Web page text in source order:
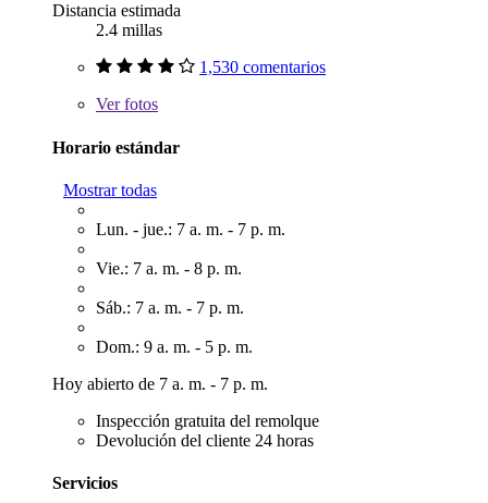
Distancia estimada
2.4 millas
1,530 comentarios
Verfotos
Horario estándar
Mostrar todas
Lun. - jue.: 7 a. m. - 7 p. m.
Vie.: 7 a. m. - 8 p. m.
Sáb.: 7 a. m. - 7 p. m.
Dom.: 9 a. m. - 5 p. m.
Hoy abierto de 7 a. m. - 7 p. m.
Inspección gratuita del remolque
Devolución del cliente 24 horas
Servicios